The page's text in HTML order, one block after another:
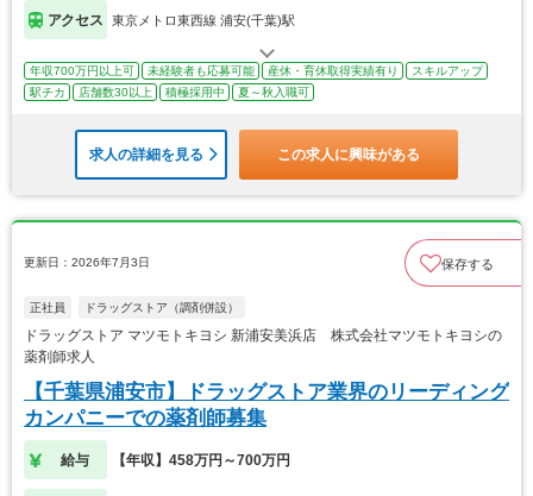
アクセス 東京メトロ東西線 浦安(千葉)駅
年収700万円以上可 未経験者も応募可能 産休・育休取得実績有り
スキルアップ
駅チカ
店舗数30以上 積極採用中 夏～秋入職可
求人の詳細を見る この求人に興味がある
更新日：2026年7月3日 保存する
正社員 ドラッグストア（調剤併設）
ドラッグストア マツモトキヨシ 新浦安美浜店 株式会社マツモトキヨシの
薬剤師求人
【千葉県浦安市】ドラッグストア業界のリーディング
カンパニーでの薬剤師募集
給与 【年収】458万円～700万円